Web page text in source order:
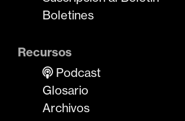
Boletines
Recursos
Podcast
Glosario
Archivos